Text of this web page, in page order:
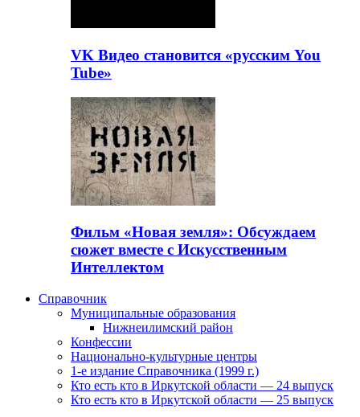
VK Видео становится «русским You
Tube»
Фильм «Новая земля»: Обсуждаем
сюжет вместе с Искусственным
Интеллектом
Справочник
Муниципальные образования
Нижнеилимский район
Конфессии
Национально-культурные центры
1-е издание Справочника (1999 г.)
Кто есть кто в Иркутской области — 24 выпуск
Кто есть кто в Иркутской области — 25 выпуск